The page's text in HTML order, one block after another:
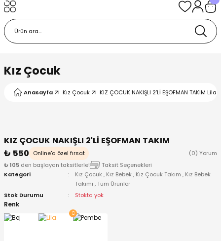
Kız Çocuk
Anasayfa Kız Çocuk KIZ ÇOCUK NAKIŞLI 2'Lİ EŞOFMAN TAKIM Lila
KIZ ÇOCUK NAKIŞLI 2'Lİ EŞOFMAN TAKIM
₺ 550
Online'a özel fırsat
(0) Yorum
₺ 105 den başlayan taksitlerle!
Taksit Seçenekleri
Kategori
Kız Çocuk , Kız Bebek , Kız Çocuk Takım , Kız Bebek
Takımı ,Tüm Ürünler
Stok Durumu
Stokta yok
Renk
Takımı
Body
ve Patik
Bere ve Eldiven
Body
ve Patik
Çıkışı ve Zıbın Seti
Ürünleri